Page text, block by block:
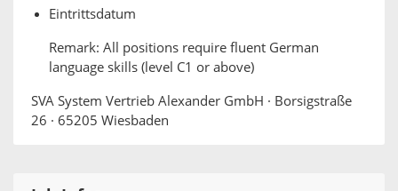
Eintrittsdatum
Remark: All positions require fluent German
language skills (level C1 or above)
SVA System Vertrieb Alexander GmbH · Borsigstraße
26 · 65205 Wiesbaden